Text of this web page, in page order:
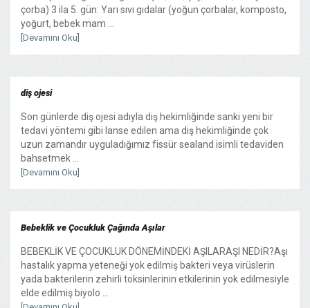
çorba) 3 ila 5. gün: Yarı sıvı gıdalar (yoğun çorbalar, komposto,
yoğurt, bebek mam ...
[Devamını Oku]
diş ojesi
Son günlerde diş ojesi adıyla diş hekimliğinde sanki yeni bir
tedavi yöntemi gibi lanse edilen ama diş hekimliğinde çok
uzun zamandır uyguladığımız fissür sealand isimli tedaviden
bahsetmek ...
[Devamını Oku]
Bebeklik ve Çocukluk Çağında Aşılar
BEBEKLİK VE ÇOCUKLUK DÖNEMİNDEKİ AŞILARAŞI NEDİR?Aşı
hastalık yapma yeteneği yok edilmiş bakteri veya virüslerin
yada bakterilerin zehirli toksinlerinin etkilerinin yok edilmesiyle
elde edilmiş biyolo ...